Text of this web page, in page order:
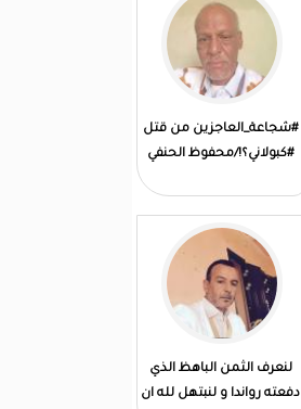
#شجاعة_العاجزين من قتل
#كبولاني؟!/محفوظ الحنفي
لنعرف الثمن الباهظ الذي
دفعته رواندا و لنبتهل لله ان